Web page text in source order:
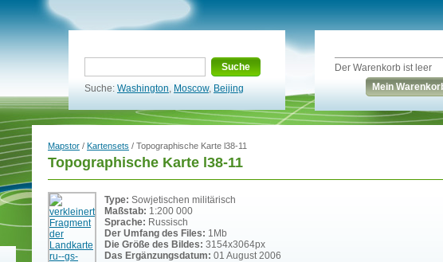
Suche
Suche: Washington, Moscow, Beijing
Der Warenkorb ist leer
Mein
Mapstor / Kartensets / Topographische Karte l38-11
Topographische Karte l38-11
Type: Sowjetischen militärisch
Maßstab: 1:200 000
Sprache: Russisch
Der Umfang des Files: 1Mb
Die Größe des Bildes: 3154x3064px
Das Ergänzungsdatum: 01 August 2006